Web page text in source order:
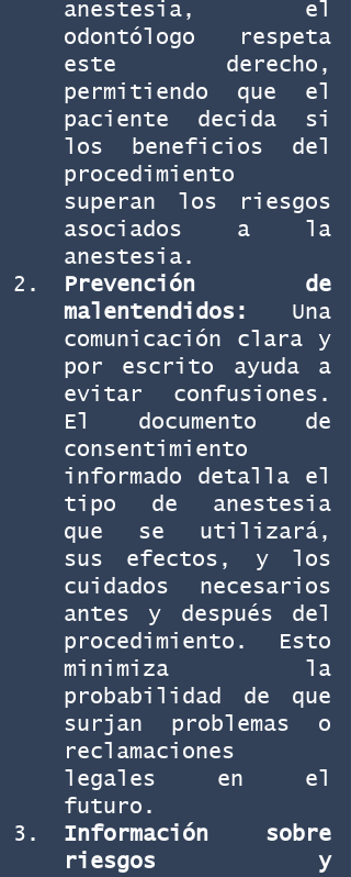
anestesia, el
odontólogo respeta
este derecho,
permitiendo que el
paciente decida si
los beneficios del
procedimiento
superan los riesgos
asociados a la
anestesia.
Prevención de
malentendidos:
Una
comunicación clara y
por escrito ayuda a
evitar confusiones.
El documento de
consentimiento
informado detalla el
tipo de anestesia
que se utilizará,
sus efectos, y los
cuidados necesarios
antes y después del
procedimiento. Esto
minimiza la
probabilidad de que
surjan problemas o
reclamaciones
legales en el
futuro.
Información sobre
riesgos y